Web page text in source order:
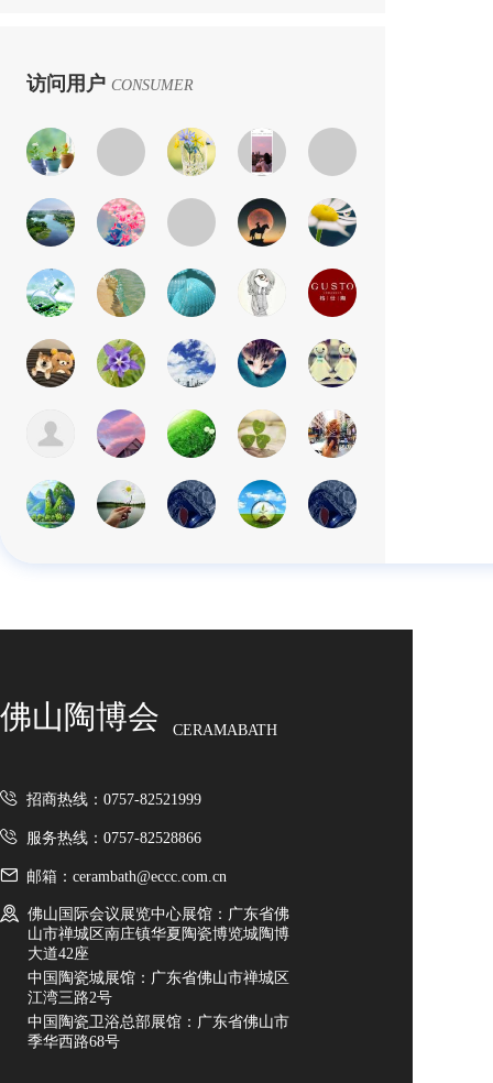
访问用户 CONSUMER
佛山陶博会 CERAMABATH
招商热线：0757-82521999
服务热线：0757-82528866
邮箱：cerambath@eccc.com.cn
佛山国际会议展览中心展馆：广东省佛
山市禅城区南庄镇华夏陶瓷博览城陶博
大道42座
中国陶瓷城展馆：广东省佛山市禅城区
江湾三路2号
中国陶瓷卫浴总部展馆：广东省佛山市
季华西路68号